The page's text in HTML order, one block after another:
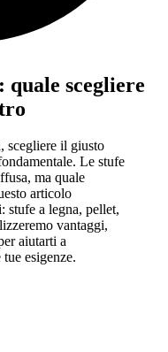
scegliere
scegliere il giusto
Le stufe
ma quale
articolo
stufe a legna, pellet,
vantaggi,
aiutarti a
esigenze.